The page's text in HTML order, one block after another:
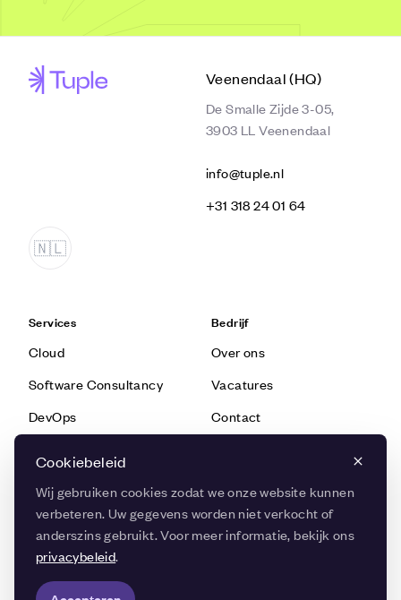
Veenendaal (HQ)
De Smalle Zijde 3-05,
3903 LL Veenendaal
info@tuple.nl
‭+31 318 24 01 64‬
Services
Cloud
Software Consultancy
DevOps
Bedrijf
Over ons
Vacatures
Contact
Kennis
Snel navigeren
Cookiebeleid
Wij gebruiken cookies zodat we onze website kunnen
verbeteren. Uw gegevens worden niet verkocht of
anderszins gebruikt. Voor meer informatie, bekijk ons ​​
privacybeleid.